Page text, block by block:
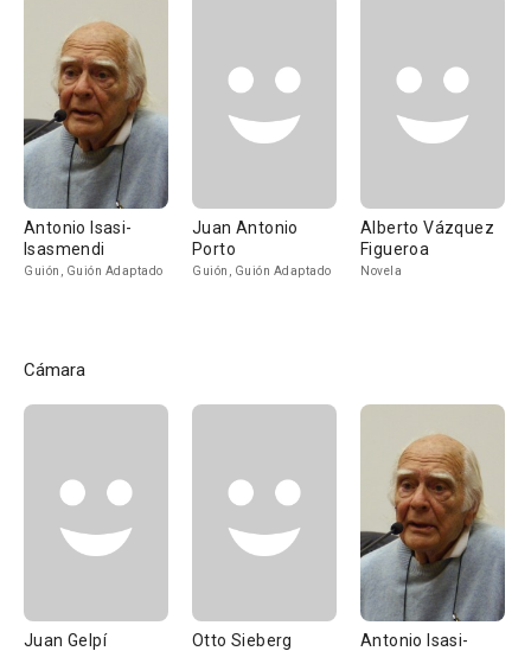
Antonio Isasi-
Isasmendi
Guión, Guión Adaptado
Juan Antonio
Porto
Guión, Guión Adaptado
Alberto Vázquez
Figueroa
Novela
Cámara
Juan Gelpí Otto Sieberg Antonio Isasi-